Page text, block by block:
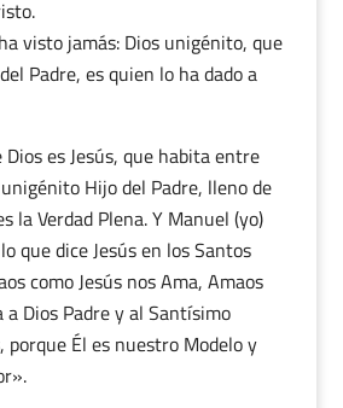
visto jamás: Dios unigénito, que
Padre, es quien lo ha dado a
Dios es Jesús, que habita entre
Hijo del Padre, lleno de
la Verdad Plena. Y Manuel (yo)
que dice Jesús en los Santos
como Jesús nos Ama, Amaos
a Dios Padre y al Santísimo
porque Él es nuestro Modelo y